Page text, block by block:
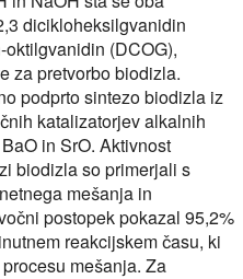
dicikloheksilgvanidin
(DCOG),
za pretvorbo biodizla.
podprto sintezo biodizla iz
katalizatorjev alkalnih
in SrO. Aktivnost
biodizla so primerjali s
mešanja in
postopek pokazal 95,2%
reakcijskem času, ki
mešanja. Za